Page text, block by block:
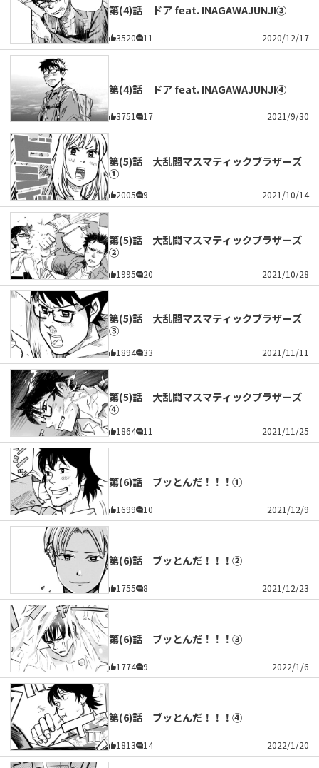
第(4)話 ドア feat. INAGAWAJUNJI③
3520 11 2020/12/17
第(4)話 ドア feat. INAGAWAJUNJI④
3751 17 2021/9/30
第(5)話 大乱闘マスマティックブラザーズ
①
2005 9 2021/10/14
第(5)話 大乱闘マスマティックブラザーズ
②
1995 20 2021/10/28
第(5)話 大乱闘マスマティックブラザーズ
③
1894 33 2021/11/11
第(5)話 大乱闘マスマティックブラザーズ
④
1864 11 2021/11/25
第(6)話 ブッとんだ！！！①
1699 10 2021/12/9
第(6)話 ブッとんだ！！！②
1755 8 2021/12/23
第(6)話 ブッとんだ！！！③
1774 9 2022/1/6
第(6)話 ブッとんだ！！！④
1813 14 2022/1/20